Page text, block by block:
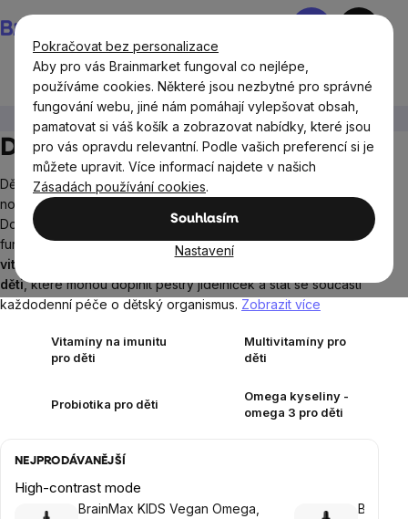
Pokračovat bez personalizace
Aby pro vás Brainmarket fungoval co nejlépe,
používáme cookies. Některé jsou nezbytné pro správné
fungování webu, jiné nám pomáhají vylepšovat obsah,
pamatovat si váš košík a zobrazovat nabídky, které jsou
pro vás opravdu relevantní. Podle vašich preferencí si je
můžete upravit. Více informací najdete v našich
Zásadách používání cookies.
Souhlasím
Nastavení
na
obsah
Nákupní
Cíle Dětské zdraví
Dětské zdraví
Dětský organismus se neustále vyvíjí, roste a učí se zvládat
nové výzvy. A co je pro děti v období růstu extrémně důležité?
Dostatek potřebných živin, které podporují jeho přirozené
fungování. V kategoriidětské zdravínajdete pečlivě vybrané
vitamíny pro děti, minerály pro děti a doplňky stravy pro
děti, které mohou doplnit pestrý jídelníček a stát se součástí
každodenní péče o dětský organismus. Zobrazit více
Vitamíny na imunitu
pro děti
Multivitamíny pro
děti
Probiotika pro děti
Omega kyseliny -
omega 3 pro děti
NEJPRODÁVANĚJŠÍ
High-contrast mode
BrainMax KIDS Vegan Omega,